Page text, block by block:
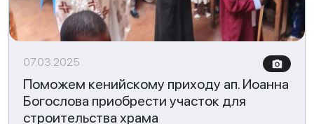
07.03.2025
Поможем кенийскому приходу ап. Иоанна
Богослова приобрести участок для
строительства храма